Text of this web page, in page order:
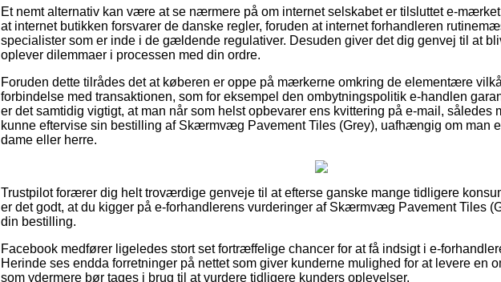
Et nemt alternativ kan være at se nærmere på om internet selskabet er tilsluttet e-
at internet butikken forsvarer de danske regler, foruden at internet forhandleren
specialister som er inde i de gældende regulativer. Desuden giver det dig genvej til at
oplever dilemmaer i processen med din ordre.
Foruden dette tilrådes det at køberen er oppe på mærkerne omkring de elementære
forbindelse med transaktionen, som for eksempel den ombytningspolitik e-handlen
er det samtidig vigtigt, at man når som helst opbevarer ens kvittering på e-mail, således
kunne eftervise sin bestilling af Skærmvæg Pavement Tiles (Grey), uafhængig om man
dame eller herre.
Trustpilot forærer dig helt troværdige genveje til at efterse ganske mange tidligere
er det godt, at du kigger på e-forhandlerens vurderinger af Skærmvæg Pavement Tiles
din bestilling.
Facebook medfører ligeledes stort set fortræffelige chancer for at få indsigt i e-
Herinde ses endda forretninger på nettet som giver kunderne mulighed for at levere en
som ydermere bør tages i brug til at vurdere tidligere kunders oplevelser.